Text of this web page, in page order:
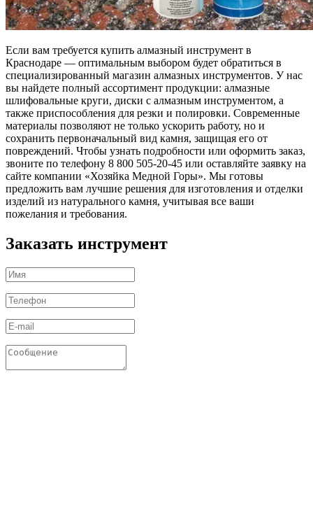
Если вам требуется купить алмазный инструмент в
Краснодаре — оптимальным выбором будет обратиться в
специализированный магазин алмазных инструментов. У нас
вы найдете полный ассортимент продукции: алмазные
шлифовальные круги, диски с алмазным инструментом, а
также приспособления для резки и полировки. Современные
материалы позволяют не только ускорить работу, но и
сохранить первоначальный вид камня, защищая его от
повреждений. Чтобы узнать подробности или оформить заказ,
звоните по телефону 8 800 505-20-45 или оставляйте заявку на
сайте компании «Хозяйка Медной Горы». Мы готовы
предложить вам лучшие решения для изготовления и отделки
изделий из натурального камня, учитывая все ваши
пожелания и требования.
Заказать инструмент